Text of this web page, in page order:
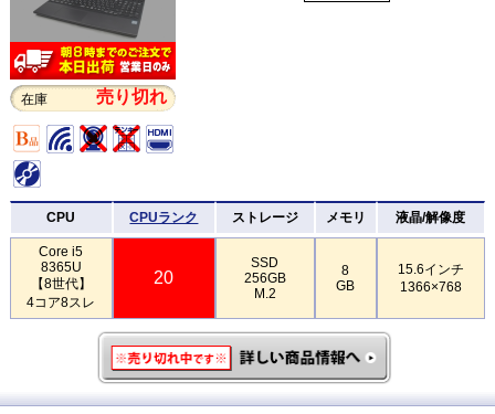
在庫 売り切れ
CPU CPUランク ストレージ メモリ 液晶/解像度
Core i5
8365U
【8世代】
4コア8スレ
20
SSD
256GB
M.2
8
GB
15.6インチ
1366×768